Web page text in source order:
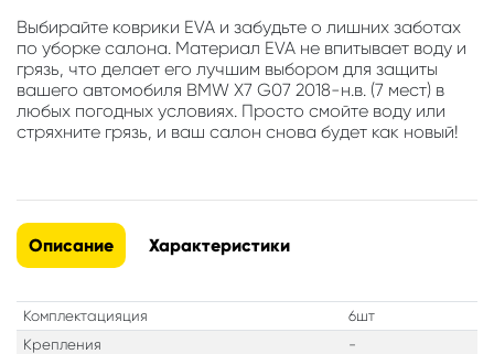
Выбирайте коврики EVA и забудьте о лишних заботах
по уборке салона. Материал EVA не впитывает воду и
грязь, что делает его лучшим выбором для защиты
вашего автомобиля BMW X7 G07 2018-н.в. (7 мест) в
любых погодных условиях. Просто смойте воду или
стряхните грязь, и ваш салон снова будет как новый!
Описание Характеристики
Комплектацияция
6шт
Крепления
-